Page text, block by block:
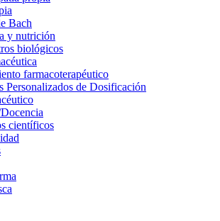
Bach
y nutrición
biológicos
farmacoterapéutico
Personalizados de Dosificación
científicos